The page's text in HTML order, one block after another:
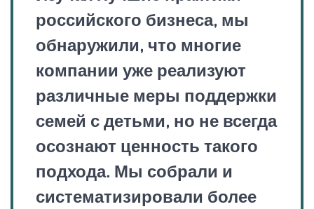
российского бизнеса, мы
обнаружили, что многие
компании уже реализуют
различные меры поддержки
семей с детьми, но не всегда
осознают ценность такого
подхода. Мы собрали и
систематизировали более